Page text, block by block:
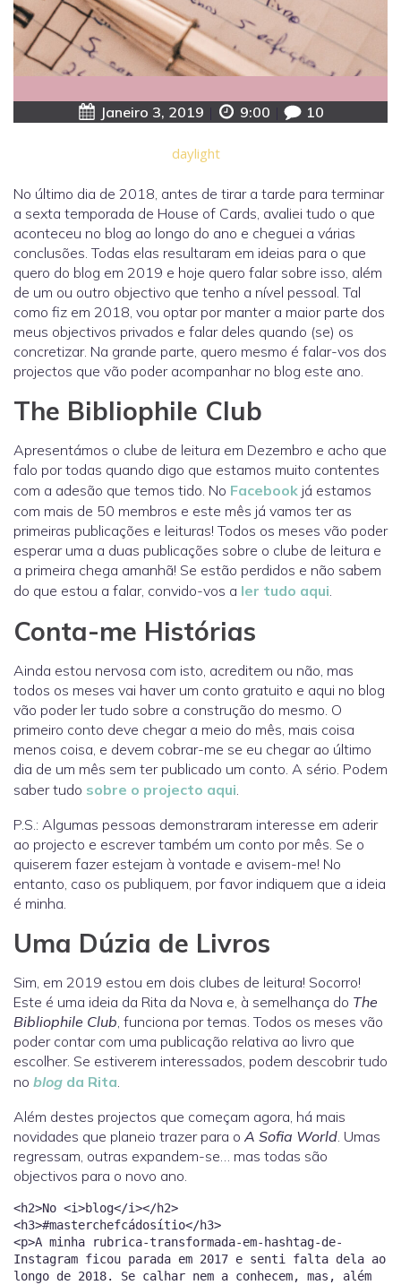
Janeiro 3, 2019 9:00 10
daylight
No último dia de 2018, antes de tirar a tarde para terminar
a sexta temporada de House of Cards, avaliei tudo o que
aconteceu no blog ao longo do ano e cheguei a várias
conclusões. Todas elas resultaram em ideias para o que
quero do blog em 2019 e hoje quero falar sobre isso, além
de um ou outro objectivo que tenho a nível pessoal. Tal
como fiz em 2018, vou optar por manter a maior parte dos
meus objectivos privados e falar deles quando (se) os
concretizar. Na grande parte, quero mesmo é falar-vos dos
projectos que vão poder acompanhar no blog este ano.
The Bibliophile Club
Apresentámos o clube de leitura em Dezembro e acho que
falo por todas quando digo que estamos muito contentes
com a adesão que temos tido. No Facebook já estamos
com mais de 50 membros e este mês já vamos ter as
primeiras publicações e leituras! Todos os meses vão poder
esperar uma a duas publicações sobre o clube de leitura e
a primeira chega amanhã! Se estão perdidos e não sabem
do que estou a falar, convido-vos a ler tudo aqui.
Conta-me Histórias
Ainda estou nervosa com isto, acreditem ou não, mas
todos os meses vai haver um conto gratuito e aqui no blog
vão poder ler tudo sobre a construção do mesmo. O
primeiro conto deve chegar a meio do mês, mais coisa
menos coisa, e devem cobrar-me se eu chegar ao último
dia de um mês sem ter publicado um conto. A sério. Podem
saber tudo sobre o projecto aqui.
P.S.: Algumas pessoas demonstraram interesse em aderir
ao projecto e escrever também um conto por mês. Se o
quiserem fazer estejam à vontade e avisem-me! No
entanto, caso os publiquem, por favor indiquem que a ideia
é minha.
Uma Dúzia de Livros
Sim, em 2019 estou em dois clubes de leitura! Socorro!
Este é uma ideia da Rita da Nova e, à semelhança do The
Bibliophile Club, funciona por temas. Todos os meses vão
poder contar com uma publicação relativa ao livro que
escolher. Se estiverem interessados, podem descobrir tudo
no blog da Rita.
Além destes projectos que começam agora, há mais
novidades que planeio trazer para o A Sofia World. Umas
regressam, outras expandem-se… mas todas são
objectivos para o novo ano.
<h2>No <i>blog</i></h2>
<h3>#masterchefcádosítio</h3>
<p>A minha rubrica-transformada-em-hashtag-de-
Instagram ficou parada em 2017 e senti falta dela ao
longo de 2018. Se calhar nem a conhecem, mas, além